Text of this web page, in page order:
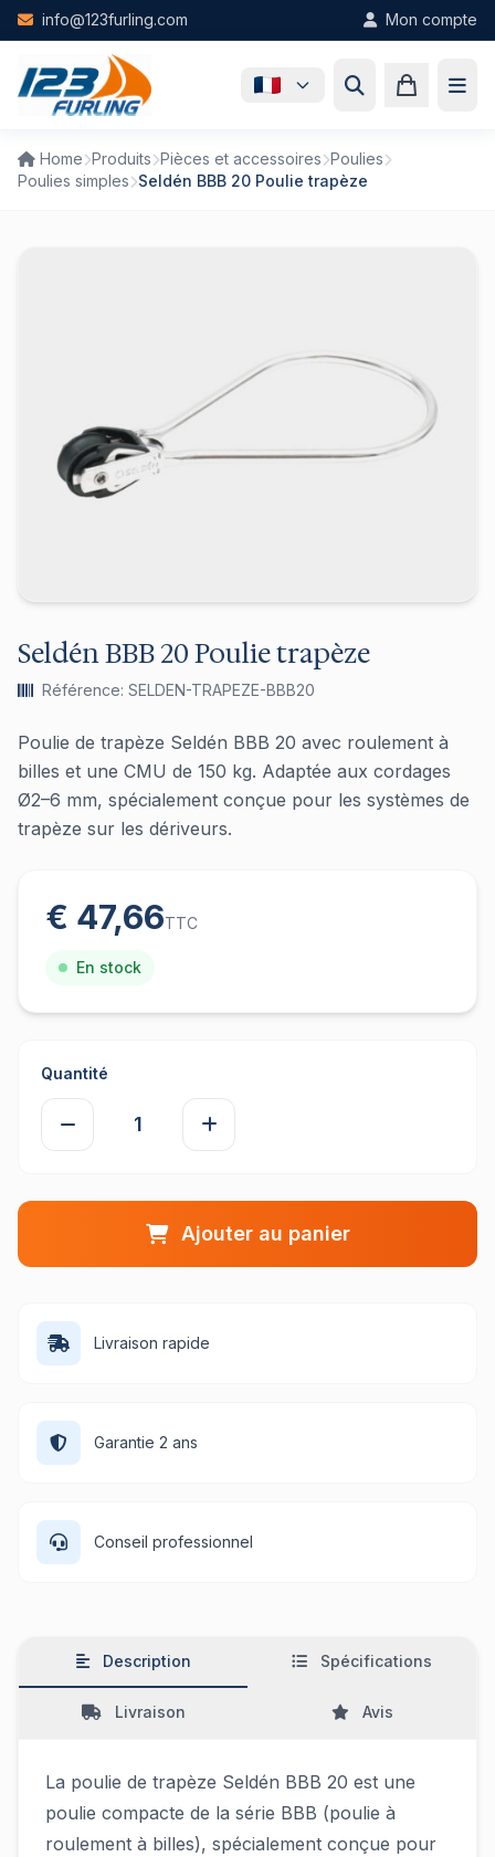
Skip to main content
info@123furling.com Mon compte
Home Produits Pièces et accessoires Poulies
Poulies simples Seldén BBB 20 Poulie trapèze
Seldén BBB 20 Poulie trapèze
Référence: SELDEN-TRAPEZE-BBB20
Poulie de trapèze Seldén BBB 20 avec roulement à
billes et une CMU de 150 kg. Adaptée aux cordages
Ø2–6 mm, spécialement conçue pour les systèmes de
trapèze sur les dériveurs.
€ 47,66TTC
En stock
Quantité
Ajouter au panier
Livraison rapide
Garantie 2 ans
Conseil professionnel
Description Spécifications
Livraison Avis
La poulie de trapèze Seldén BBB 20 est une
poulie compacte de la série BBB (poulie à
roulement à billes), spécialement conçue pour